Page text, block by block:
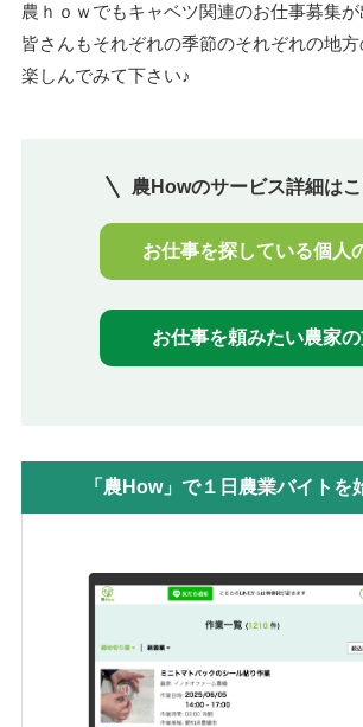
農ｈｏｗでもキャベツ関連のお仕事募集が
皆さんもそれぞれの季節のそれぞれの地方
楽しんでみて下さい♪
農Howのサービス詳細は
お仕事を探している個人
お仕事を頼みたい農家
「農How」で１日農業バイトを